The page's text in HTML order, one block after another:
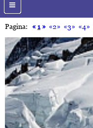
Pagina: «1» «2» «3» «4»